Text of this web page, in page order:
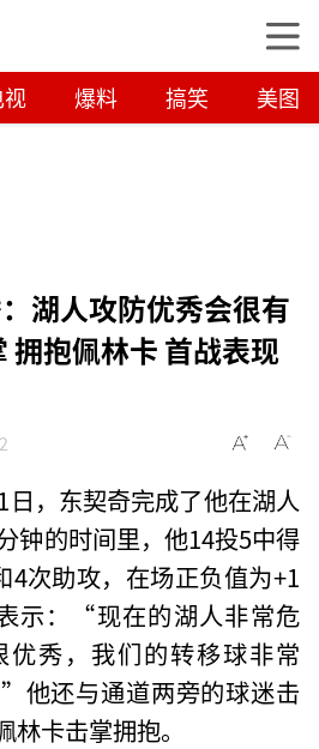
视 爆料 搞笑 美图
湖人攻防优秀会很有
拥抱佩林卡 首战表现
，东契奇完成了他在湖人
钟的时间里，他14投5中得
4次助攻，在场正负值为+1
示：“现在的湖人非常危
秀，我们的转移球非常
他还与通道两旁的球迷击
卡击掌拥抱。